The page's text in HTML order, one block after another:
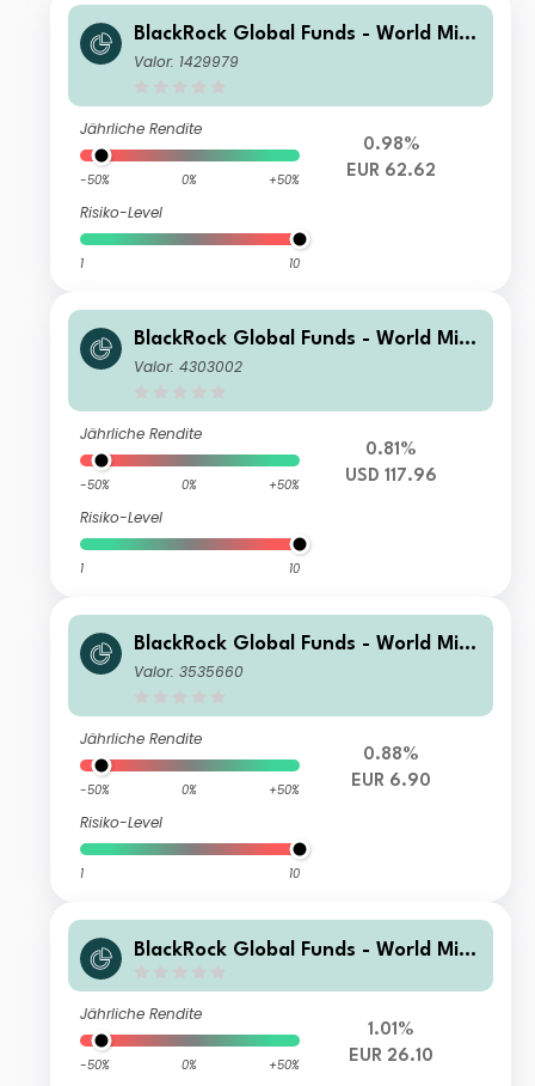
BlackRock Global Funds - World Mini
ng Fund C2
Valor: 1429979
Jährliche Rendite
-50% 0% +50%
Risiko-Level
1 10
0.98%
EUR 62.62
BlackRock Global Funds - World Mini
ng Fund I2
Valor: 4303002
Jährliche Rendite
-50% 0% +50%
Risiko-Level
1 10
0.81%
USD 117.96
BlackRock Global Funds - World Mini
ng Fund A2 EUR Hedged
Valor: 3535660
Jährliche Rendite
-50% 0% +50%
Risiko-Level
1 10
0.88%
EUR 6.90
BlackRock Global Funds - World Mini
Jährliche Rendite
-50% 0% +50%
1.01%
EUR 26.10